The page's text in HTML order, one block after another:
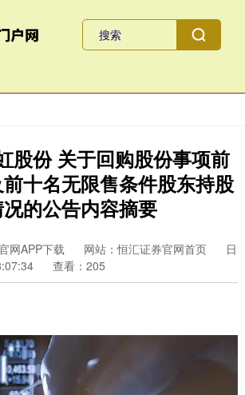
股份 关于回购股份事项前
十名无限售条件股东持股
的公告内容摘要
网APP下载 网站：恒汇证券官网首页
日
查看：205